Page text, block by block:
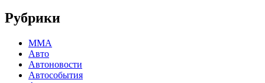
Рубрики
MMA
Авто
Автоновости
Автособытия